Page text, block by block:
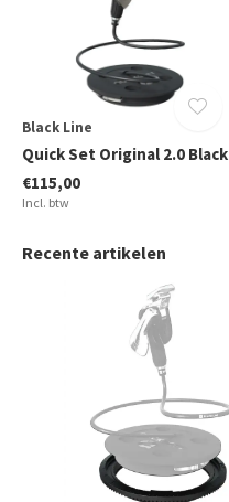
Black Line
Quick Set Original 2.0 Black
€115,00
Incl. btw
Recente artikelen